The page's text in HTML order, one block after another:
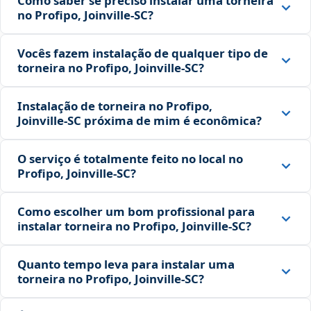
no Profipo, Joinville‑SC?
Vocês fazem instalação de qualquer tipo de
torneira no Profipo, Joinville‑SC?
Instalação de torneira no Profipo,
Joinville‑SC próxima de mim é econômica?
O serviço é totalmente feito no local no
Profipo, Joinville‑SC?
Como escolher um bom profissional para
instalar torneira no Profipo, Joinville‑SC?
Quanto tempo leva para instalar uma
torneira no Profipo, Joinville‑SC?